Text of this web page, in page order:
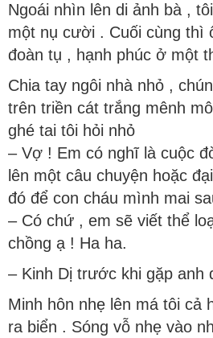
Ngoái nhìn lên di ảnh bà ,
một nụ cười . Cuối cùng thì
đoàn tụ , hạnh phúc ở một
Chia tay ngôi nhà nhỏ ,
trên triền cát trắng mênh
ghé tai tôi hỏi nhỏ
– Vợ ! Em có nghĩ là cuộc
lên một câu chuyện hoặc
đó để con cháu mình mai
– Có chứ , em sẽ viết thể
chồng ạ ! Ha ha.
– Kinh Dị trước khi gặp anh
Minh hôn nhẹ lên má tôi cả
ra biển . Sóng vỗ nhẹ vào